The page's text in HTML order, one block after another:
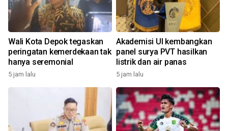
Wali Kota Depok tegaskan
peringatan kemerdekaan tak
hanya seremonial
5 jam lalu
Akademisi UI kembangkan
panel surya PVT hasilkan
listrik dan air panas
5 jam lalu